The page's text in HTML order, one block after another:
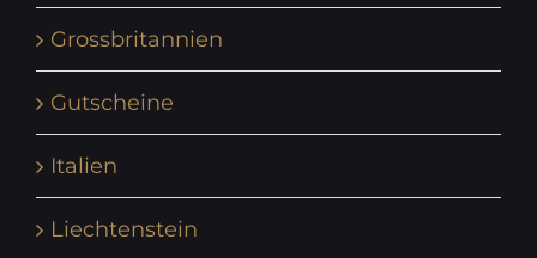
Grossbritannien
Gutscheine
Italien
Liechtenstein